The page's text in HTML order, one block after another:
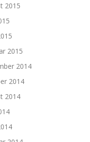
2015
2015
2014
2014
2014